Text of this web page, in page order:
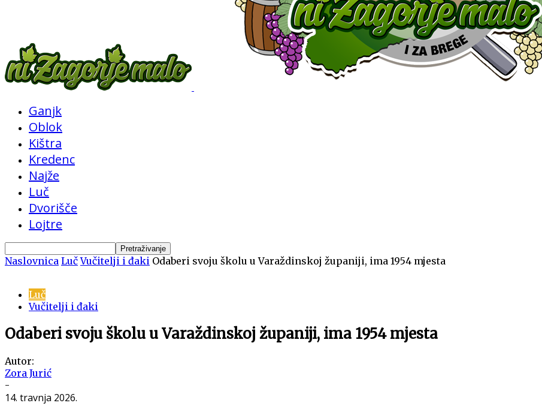
Ganjk
Oblok
Kištra
Kredenc
Najže
Luč
Dvorišče
Lojtre
Naslovnica Luč Vučitelji i đaki Odaberi svoju školu u Varaždinskoj županiji, ima 1954 mjesta
Luč
Vučitelji i đaki
Odaberi svoju školu u Varaždinskoj županiji, ima 1954 mjesta
Autor:
Zora Jurić
-
14. travnja 2026.